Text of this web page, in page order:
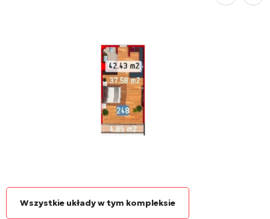
Wszystkie układy w tym kompleksie